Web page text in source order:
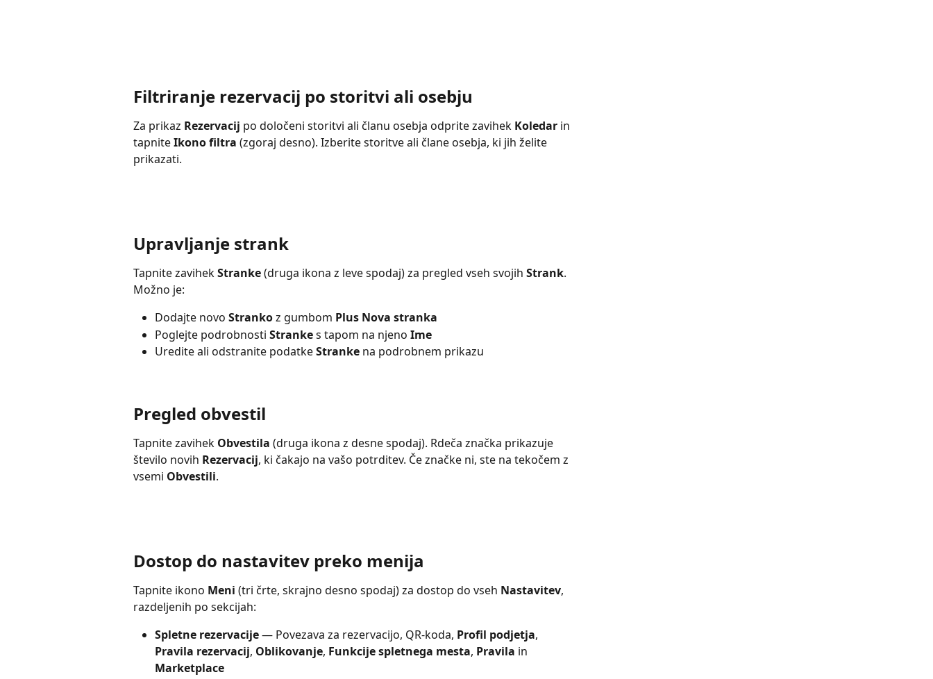
Filtriranje rezervacij po storitvi ali osebju
Za prikaz Rezervacij po določeni storitvi ali članu osebja odprite zavihek Koledar in
tapnite Ikono filtra (zgoraj desno). Izberite storitve ali člane osebja, ki jih želite
prikazati.
Upravljanje strank
Tapnite zavihek Stranke (druga ikona z leve spodaj) za pregled vseh svojih Strank.
Možno je:
Dodajte novo Stranko z gumbom Plus Nova stranka
Poglejte podrobnosti Stranke s tapom na njeno Ime
Uredite ali odstranite podatke Stranke na podrobnem prikazu
Pregled obvestil
Tapnite zavihek Obvestila (druga ikona z desne spodaj). Rdeča značka prikazuje
število novih Rezervacij, ki čakajo na vašo potrditev. Če značke ni, ste na tekočem z
vsemi Obvestili.
Dostop do nastavitev preko menija
Tapnite ikono Meni (tri črte, skrajno desno spodaj) za dostop do vseh Nastavitev,
razdeljenih po sekcijah:
Spletne rezervacije — Povezava za rezervacijo, QR-koda, Profil podjetja,
Pravila rezervacij, Oblikovanje, Funkcije spletnega mesta, Pravila in
Marketplace